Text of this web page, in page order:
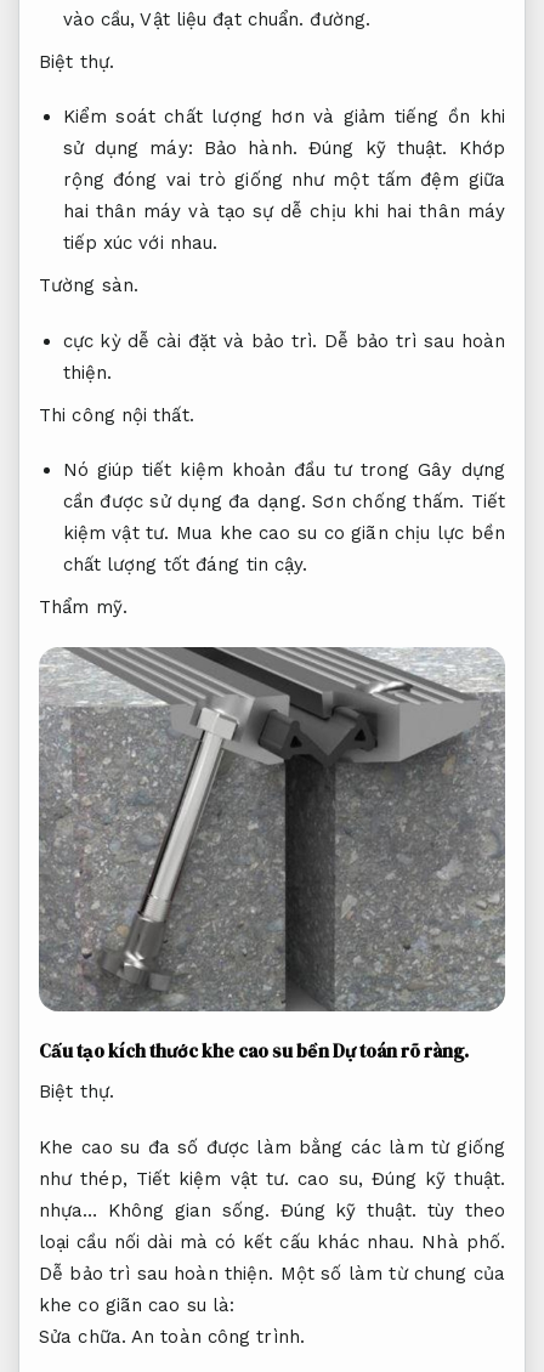
vào cầu,Vật liệu đạt chuẩn. đường.
Biệt thự.
Kiểm soát chất lượng hơn và giảm tiếng ồn khi
sử dụng máy: Bảo hành. Đúng kỹ thuật. Khớp
rộng đóng vai trò giống như một tấm đệm giữa
hai thân máy và tạo sự dễ chịu khi hai thân máy
tiếp xúc với nhau.
Tường sàn.
cực kỳ dễ cài đặt và bảo trì. Dễ bảo trì sau hoàn
thiện.
Thi công nội thất.
Nó giúp tiết kiệm khoản đầu tư trong Gây dựng
cần được sử dụng đa dạng.Sơn chống thấm. Tiết
kiệm vật tư. Mua khe cao su co giãn chịu lực bền
chất lượng tốt đáng tin cậy.
Thẩm mỹ.
Cấu tạo kích thước khe cao su bềnDự toán rõ ràng.
Biệt thự.
Khe cao su đa số được làm bằng các làm từ giống
như thép, Tiết kiệm vật tư. cao su, Đúng kỹ thuật.
nhựa… Không gian sống. Đúng kỹ thuật. tùy theo
loại cầu nối dài mà có kết cấu khác nhau. Nhà phố.
Dễ bảo trì sau hoàn thiện. Một số làm từ chung của
khe co giãn cao su là:
Sửa chữa. An toàn công trình.